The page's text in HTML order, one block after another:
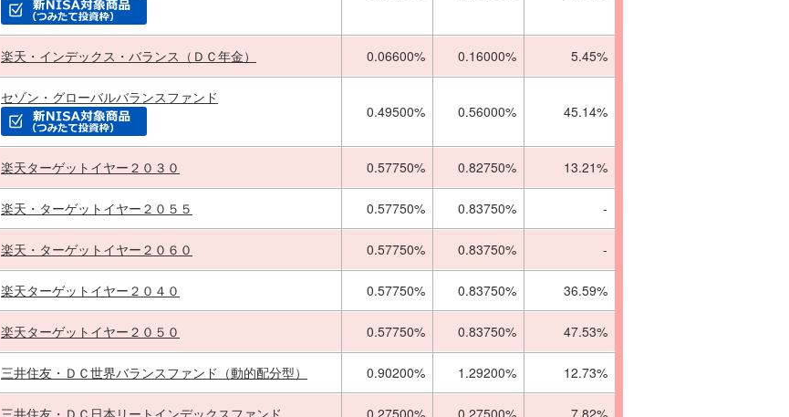
楽天・インデックス・バランス（ＤＣ年金） 0.06600% 0.16000% 5.45%
セゾン・グローバルバランスファンド
0.49500%
0.56000% 45.14%
楽天ターゲットイヤー２０３０ 0.57750% 0.82750% 13.21%
楽天・ターゲットイヤー２０５５ 0.57750% 0.83750% -
楽天・ターゲットイヤー２０６０ 0.57750% 0.83750% -
楽天ターゲットイヤー２０４０ 0.57750% 0.83750% 36.59%
楽天ターゲットイヤー２０５０ 0.57750% 0.83750% 47.53%
三井住友・ＤＣ世界バランスファンド（動的配分型） 0.90200% 1.29200% 12.73%
三井住友・ＤＣ日本リートインデックスファンド 0.27500% 0.27500% 7.82%